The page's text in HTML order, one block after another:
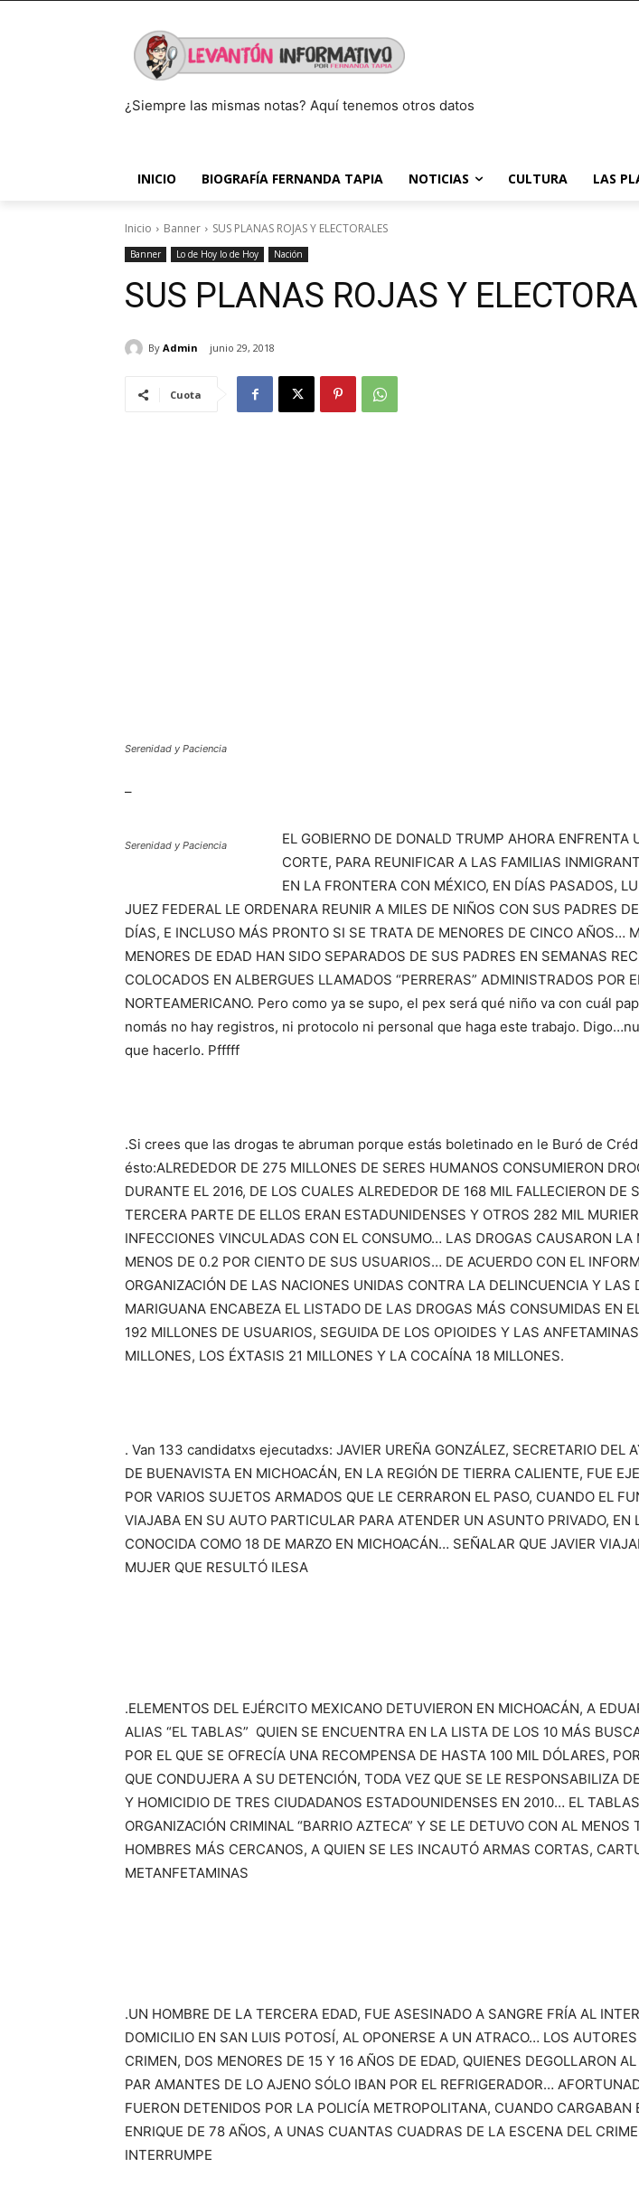
¿Siempre las mismas notas? Aquí tenemos otros datos
INICIO BIOGRAFÍA FERNANDA TAPIA NOTICIAS CULTURA LAS
Inicio Banner SUS PLANAS ROJAS Y ELECTORALES
Banner Lo de Hoy lo de Hoy Nación
SUS PLANAS ROJAS Y
By Admin junio 29, 2018
Cuota
Serenidad y Paciencia
–
Serenidad y Paciencia
EL GOBIERNO DE DONALD TRUMP AHORA ENFRENTA
CORTE, PARA REUNIFICAR A LAS FAMILIAS
EN LA FRONTERA CON MÉXICO, EN DÍAS PASADOS,
JUEZ FEDERAL LE ORDENARA REUNIR A MILES DE NIÑOS CON SUS PADRES
DÍAS, E INCLUSO MÁS PRONTO SI SE TRATA DE MENORES DE CINCO AÑOS…
MENORES DE EDAD HAN SIDO SEPARADOS DE SUS PADRES EN SEMANAS
COLOCADOS EN ALBERGUES LLAMADOS “PERRERAS” ADMINISTRADOS POR
NORTEAMERICANO. Pero como ya se supo, el pex será qué niño va con cuál
nomás no hay registros, ni protocolo ni personal que haga este trabajo.
que hacerlo. Pfffff
.Si crees que las drogas te abruman porque estás boletinado en le Buró de
ésto:ALREDEDOR DE 275 MILLONES DE SERES HUMANOS CONSUMIERON
DURANTE EL 2016, DE LOS CUALES ALREDEDOR DE 168 MIL FALLECIERON DE
TERCERA PARTE DE ELLOS ERAN ESTADUNIDENSES Y OTROS 282 MIL
INFECCIONES VINCULADAS CON EL CONSUMO… LAS DROGAS CAUSARON LA
MENOS DE 0.2 POR CIENTO DE SUS USUARIOS… DE ACUERDO CON EL
ORGANIZACIÓN DE LAS NACIONES UNIDAS CONTRA LA DELINCUENCIA Y LAS
MARIGUANA ENCABEZA EL LISTADO DE LAS DROGAS MÁS CONSUMIDAS EN
192 MILLONES DE USUARIOS, SEGUIDA DE LOS OPIOIDES Y LAS
MILLONES, LOS ÉXTASIS 21 MILLONES Y LA COCAÍNA 18 MILLONES.
. Van 133 candidatxs ejecutadxs: JAVIER UREÑA GONZÁLEZ, SECRETARIO DEL
DE BUENAVISTA EN MICHOACÁN, EN LA REGIÓN DE TIERRA CALIENTE, FUE
POR VARIOS SUJETOS ARMADOS QUE LE CERRARON EL PASO, CUANDO EL
VIAJABA EN SU AUTO PARTICULAR PARA ATENDER UN ASUNTO PRIVADO, EN
CONOCIDA COMO 18 DE MARZO EN MICHOACÁN… SEÑALAR QUE JAVIER
MUJER QUE RESULTÓ ILESA
.ELEMENTOS DEL EJÉRCITO MEXICANO DETUVIERON EN MICHOACÁN, A
ALIAS “EL TABLAS” QUIEN SE ENCUENTRA EN LA LISTA DE LOS 10 MÁS
POR EL QUE SE OFRECÍA UNA RECOMPENSA DE HASTA 100 MIL DÓLARES,
QUE CONDUJERA A SU DETENCIÓN, TODA VEZ QUE SE LE RESPONSABILIZA
Y HOMICIDIO DE TRES CIUDADANOS ESTADOUNIDENSES EN 2010… EL
ORGANIZACIÓN CRIMINAL “BARRIO AZTECA” Y SE LE DETUVO CON AL MENOS
HOMBRES MÁS CERCANOS, A QUIEN SE LES INCAUTÓ ARMAS CORTAS,
METANFETAMINAS
.UN HOMBRE DE LA TERCERA EDAD, FUE ASESINADO A SANGRE FRÍA AL
DOMICILIO EN SAN LUIS POTOSÍ, AL OPONERSE A UN ATRACO… LOS
CRIMEN, DOS MENORES DE 15 Y 16 AÑOS DE EDAD, QUIENES DEGOLLARON
PAR AMANTES DE LO AJENO SÓLO IBAN POR EL REFRIGERADOR…
FUERON DETENIDOS POR LA POLICÍA METROPOLITANA, CUANDO CARGABAN
ENRIQUE DE 78 AÑOS, A UNAS CUANTAS CUADRAS DE LA ESCENA DEL
INTERRUMPE